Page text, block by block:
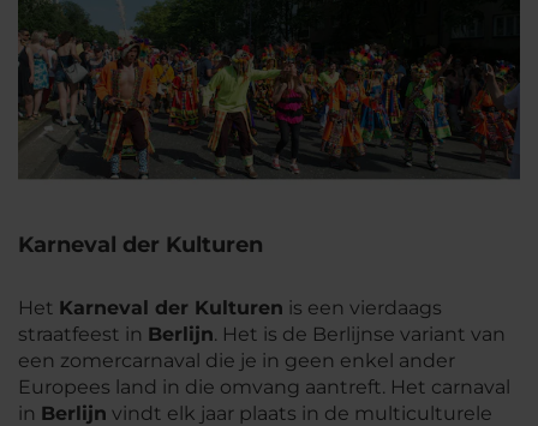
Karneval der Kulturen
Het Karneval der Kulturen is een vierdaags
straatfeest in Berlijn. Het is de Berlijnse variant van
een zomercarnaval die je in geen enkel ander
Europees land in die omvang aantreft. Het carnaval
in Berlijn vindt elk jaar plaats in de multiculturele